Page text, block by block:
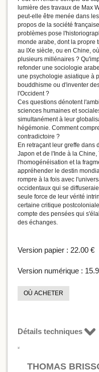
lumière des travaux de Max
peut-elle être menée dans
propos de la société
problèmes pose
monde arabe, dont la propre
au IXe siècle, ou en Chine,
plusieurs millénaires ?
refonder une sociologie
une psychologie asiatique à
bouddhisme ou d'inventer
l'Occident ?
Ces questions dénotent
sciences humaines et
simultanément à leur
hégémonie. Comment
contradictoire ?
En retraçant leur greffe dans
Japon et de l'Inde à la
l'homogénéisation et la
appréhender le destin
rompre à la fois avec
occidentaux qui se
seule force de leur vérité
certaine critique
compte des pensées qui
des échanges.
Version papier : 22.00 €
Version numérique :
OÙ ACHETER
Détails techniques
THOMAS